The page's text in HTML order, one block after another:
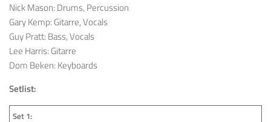
Nick Mason: Drums, Percussion
Gary Kemp: Gitarre, Vocals
Guy Pratt: Bass, Vocals
Lee Harris: Gitarre
Dom Beken: Keyboards
Setlist:
Set 1: